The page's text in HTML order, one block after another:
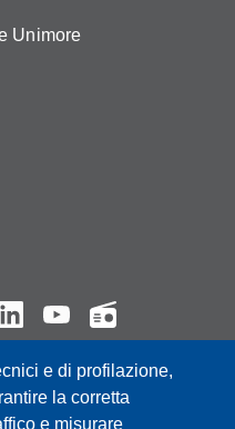
e di profilazione,
la corretta
e misurare
Unimore